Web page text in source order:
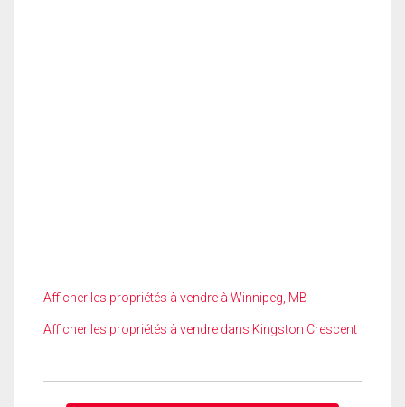
Afficher les propriétés à vendre à Winnipeg, MB
Afficher les propriétés à vendre dans Kingston Crescent